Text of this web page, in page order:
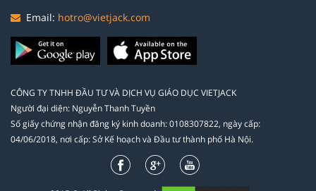
Email: hotro@vietjack.com
CÔNG TY TNHH ĐẦU TƯ VÀ DỊCH VỤ GIÁO DỤC VIETJACK
Người đại diện: Nguyễn Thanh Tuyền
Số giấy chứng nhận đăng ký kinh doanh: 0108307822, ngày cấp:
04/06/2018, nơi cấp: Sở Kế hoạch và Đầu tư thành phố Hà Nội.